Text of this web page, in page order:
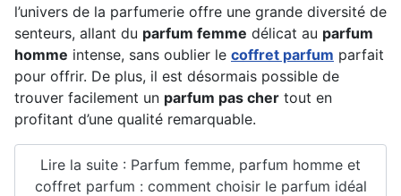
l’univers de la parfumerie offre une grande diversité de
senteurs, allant du parfum femme délicat au parfum
homme intense, sans oublier le coffret parfum parfait
pour offrir. De plus, il est désormais possible de
trouver facilement un parfum pas cher tout en
profitant d’une qualité remarquable.
Lire la suite : Parfum femme, parfum homme et
coffret parfum : comment choisir le parfum idéal